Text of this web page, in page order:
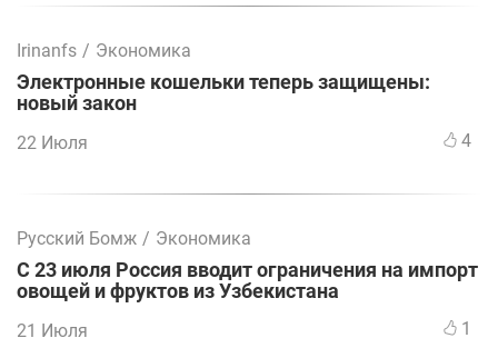
Irinanfs / Экономика
Электронные кошельки теперь защищены:
новый закон
22 Июля 4
Русский Бомж / Экономика
С 23 июля Россия вводит ограничения на импорт
овощей и фруктов из Узбекистана
21 Июля 1